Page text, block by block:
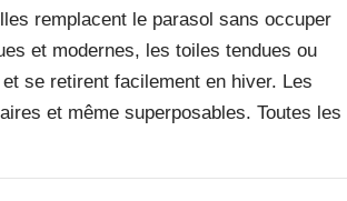
remplacent le parasol sans occuper
et modernes, les toiles tendues ou
se retirent facilement en hiver. Les
et même superposables. Toutes les